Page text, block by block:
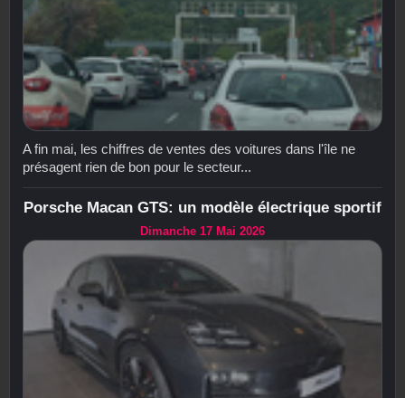
A fin mai, les chiffres de ventes des voitures dans l'île ne
présagent rien de bon pour le secteur...
Porsche Macan GTS: un modèle électrique sportif
Dimanche 17 Mai 2026